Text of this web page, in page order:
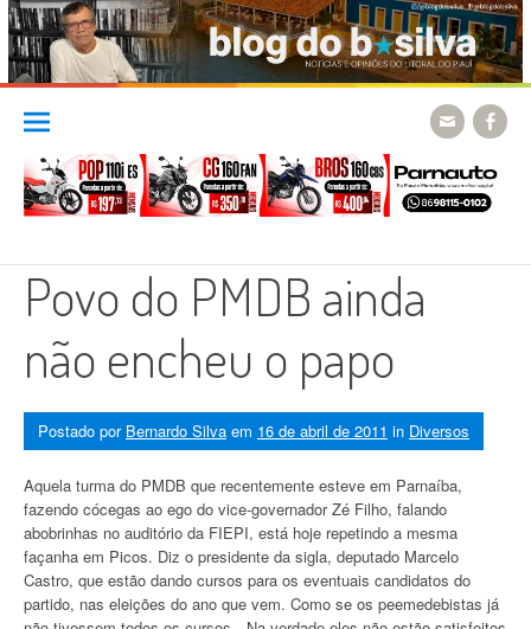
Skip
content
Povo do PMDB ainda
não encheu o papo
Postado por Bernardo Silva em 16 de abril de 2011 in Diversos
Aquela turma do PMDB que recentemente esteve em Parnaíba,
fazendo cócegas ao ego do vice-governador Zé Filho, falando
abobrinhas no auditório da FIEPI, está hoje repetindo a mesma
façanha em Picos. Diz o presidente da sigla, deputado Marcelo
Castro, que estão dando cursos para os eventuais candidatos do
partido, nas eleições do ano que vem. Como se os peemedebistas já